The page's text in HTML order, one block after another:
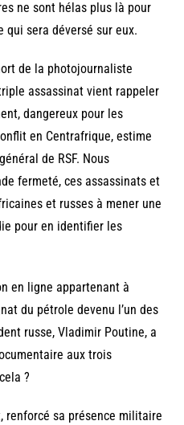
ne sont hélas plus là pour
sera déversé sur eux.
de la photojournaliste
assassinat vient rappeler
dangereux pour les
en Centrafrique, estime
de RSF. Nous
fermeté, ces assassinats et
et russes à mener une
pour en identifier les
en ligne appartenant à
du pétrole devenu l’un des
russe, Vladimir Poutine, a
aux trois
?
renforcé sa présence militaire